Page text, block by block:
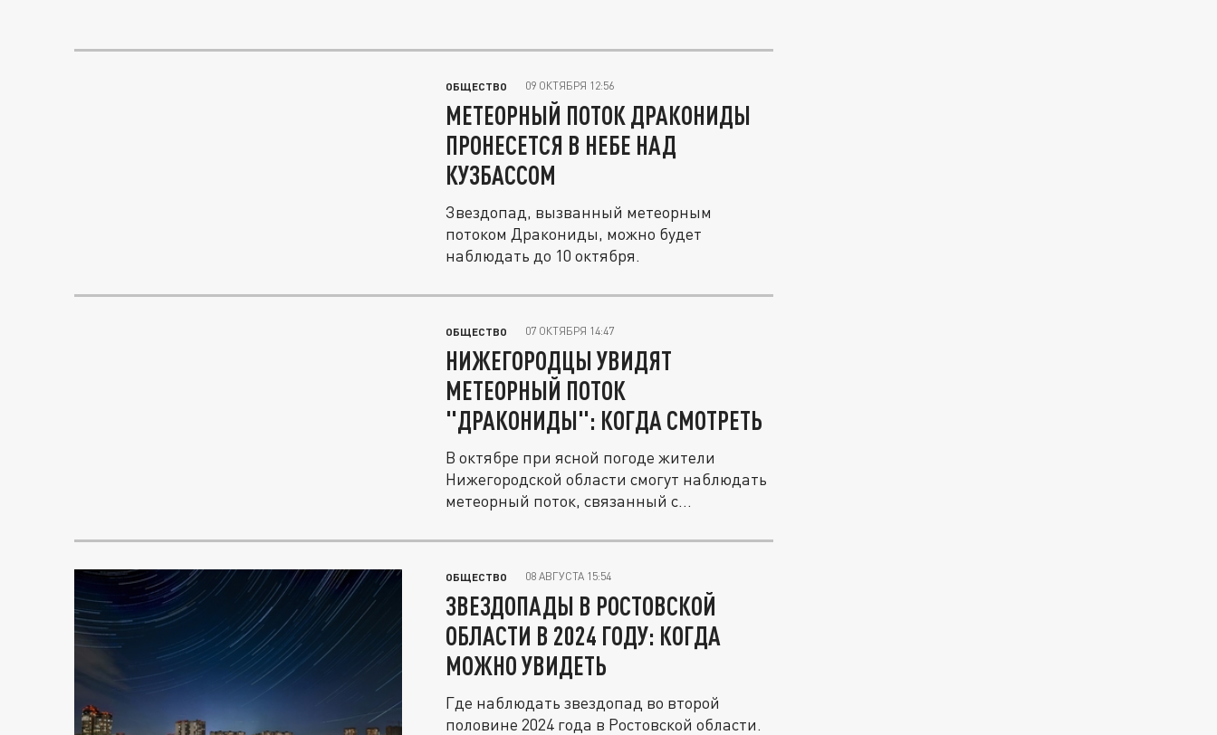
ОБЩЕСТВО 09 ОКТЯБРЯ 12:56
МЕТЕОРНЫЙ ПОТОК ДРАКОНИДЫ
ПРОНЕСЕТСЯ В НЕБЕ НАД
КУЗБАССОМ
Звездопад, вызванный метеорным
потоком Дракониды, можно будет
наблюдать до 10 октября.
ОБЩЕСТВО 07 ОКТЯБРЯ 14:47
НИЖЕГОРОДЦЫ УВИДЯТ
МЕТЕОРНЫЙ ПОТОК
"ДРАКОНИДЫ": КОГДА СМОТРЕТЬ
В октябре при ясной погоде жители
Нижегородской области смогут наблюдать
метеорный поток, связанный с...
ОБЩЕСТВО 08 АВГУСТА 15:54
ЗВЕЗДОПАДЫ В РОСТОВСКОЙ
ОБЛАСТИ В 2024 ГОДУ: КОГДА
МОЖНО УВИДЕТЬ
Где наблюдать звездопад во второй
половине 2024 года в Ростовской области.